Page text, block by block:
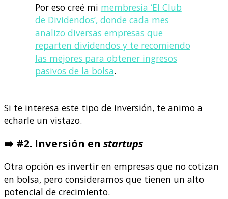
Por eso creé mi membresía ‘El Club
de Dividendos’, donde cada mes
analizo diversas empresas que
reparten dividendos y te recomiendo
las mejores para obtener ingresos
pasivos de la bolsa.
Si te interesa este tipo de inversión, te animo a
echarle un vistazo.
➡️ #2. Inversión en startups
Otra opción es invertir en empresas que no cotizan
en bolsa, pero consideramos que tienen un alto
potencial de crecimiento.